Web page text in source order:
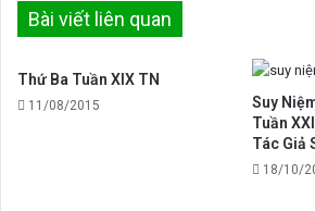
Bài viết liên quan
Thứ Ba Tuần XIX TN
11/08/2015
Suy
Tuần
Tác Giả
18/10/